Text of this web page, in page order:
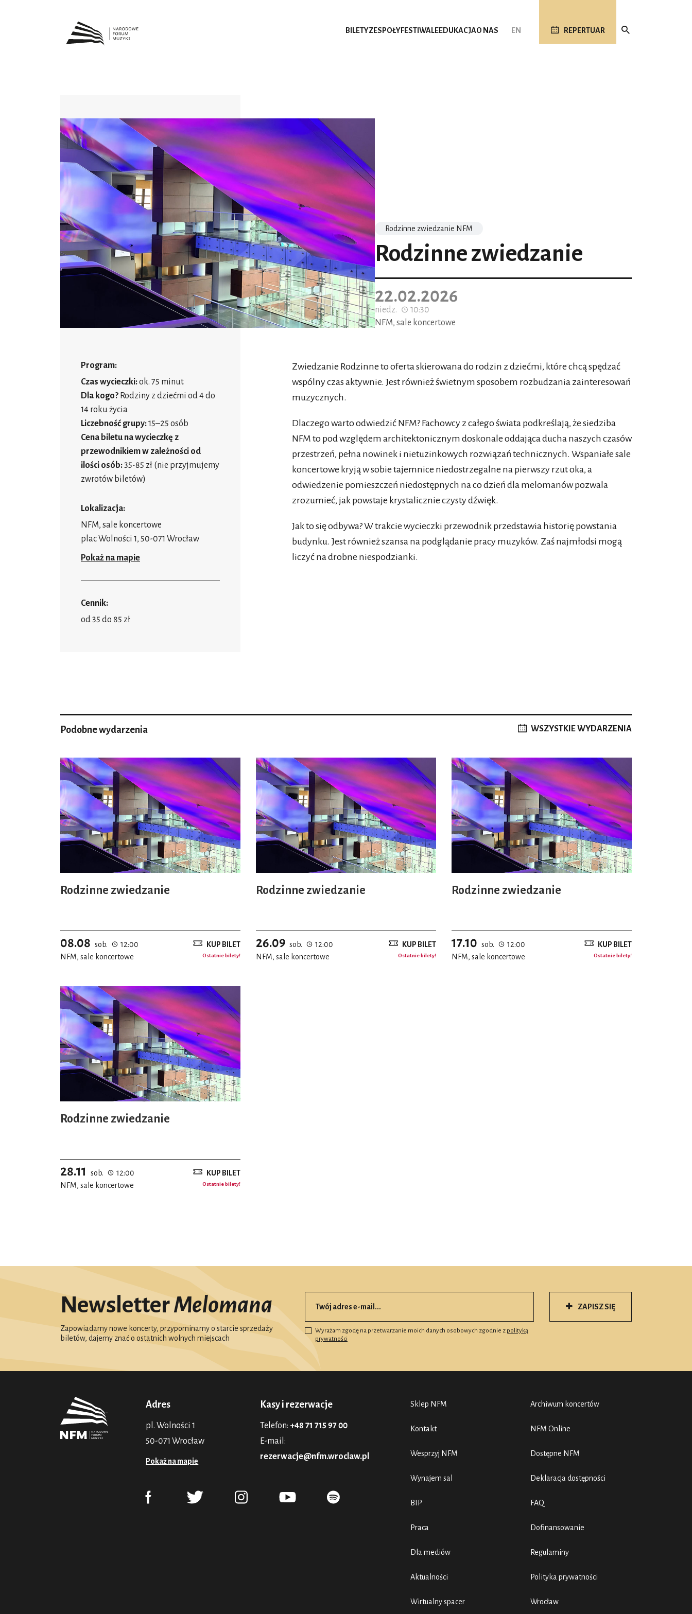
BILETYZESPOŁYFESTIWALEEDUKACJAO NAS EN REPERTUAR
Rodzinne zwiedzanie NFM
Rodzinne zwiedzanie
22.02.2026
niedz.
10:30
NFM, sale koncertowe
Program:
Czas wycieczki:ok. 75 minut
Dla kogo? Rodziny z dziećmi od 4 do
14 roku życia
Liczebność grupy:15–25 osób
Cena biletu na wycieczkę z
przewodnikiem w zależności od
ilości osób:35-85 zł (nie przyjmujemy
zwrotów biletów)
Lokalizacja:
NFM, sale koncertowe
plac Wolności 1, 50-071 Wrocław
Pokaż na mapie
Cennik:
od 35 do 85 zł
Zwiedzanie Rodzinne to oferta skierowana do rodzin z dziećmi, które chcą spędzać
wspólny czas aktywnie. Jest również świetnym sposobem rozbudzania zainteresowań
muzycznych.
Dlaczego warto odwiedzić NFM? Fachowcy z całego świata podkreślają, że siedziba
NFM to pod względem architektonicznym doskonale oddająca ducha naszych czasów
przestrzeń, pełna nowinek i nietuzinkowych rozwiązań technicznych. Wspaniałe sale
koncertowe kryją w sobie tajemnice niedostrzegalne na pierwszy rzut oka, a
odwiedzenie pomieszczeń niedostępnych na co dzień dla melomanów pozwala
zrozumieć, jak powstaje krystalicznie czysty dźwięk.
Jak to się odbywa? W trakcie wycieczki przewodnik przedstawia historię powstania
budynku. Jest również szansa na podglądanie pracy muzyków. Zaś najmłodsi mogą
liczyć na drobne niespodzianki.
Podobne wydarzenia WSZYSTKIE WYDARZENIA
Rodzinne zwiedzanie
08.08 sob.
12:00
NFM, sale koncertowe
KUP BILET
Ostatnie bilety!
Rodzinne zwiedzanie
26.09 sob.
12:00
NFM, sale koncertowe
KUP BILET
Ostatnie bilety!
Rodzinne zwiedzanie
17.10 sob.
12:00
NFM, sale koncertowe
KUP BILET
Ostatnie bilety!
Rodzinne zwiedzanie
28.11 sob.
12:00
NFM, sale koncertowe
KUP BILET
Ostatnie bilety!
NewsletterMelomana
Zapowiadamy nowe koncerty, przypominamy o starcie sprzedaży
biletów, dajemy znać o ostatnich wolnych miejscach
Wyrażam zgodę na przetwarzanie moich danych osobowych zgodnie z polityką
prywatności
ZAPISZ SIĘ
Adres
pl. Wolności 1
50-071 Wrocław
Pokaż na mapie
Kasy i rezerwacje
Telefon: +48 71 715 97 00
E-mail:
rezerwacje@nfm.wroclaw.pl
Sklep NFM
Kontakt
Wesprzyj NFM
Wynajem sal
BIP
Praca
Dla mediów
Aktualności
Wirtualny spacer
Archiwum koncertów
NFM Online
Dostępne NFM
Deklaracja dostępności
FAQ
Dofinansowanie
Regulaminy
Polityka prywatności
Wrocław